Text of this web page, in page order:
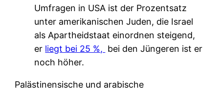
Umfragen in USA ist der Prozentsatz
unter amerikanischen Juden, die Israel
als Apartheidstaat einordnen steigend,
er liegt bei 25 %, bei den Jüngeren ist er
noch höher.
Palästinensische und arabische